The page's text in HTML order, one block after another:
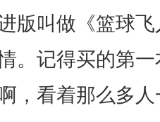
版叫做《篮球
。记得买的第
，看着那么多